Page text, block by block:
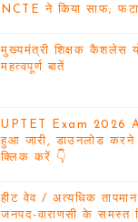
NCTE ने किया साफ;
मुख्यमंत्री शिक्षक कैशलेस
महत्वपूर्ण बातें
UPTET Exam 2026
हुआ जारी, डाउनलोड करने
क्लिक करें 👇
हीट वेव / अत्यधिक
जनपद-वाराणसी के समस्त